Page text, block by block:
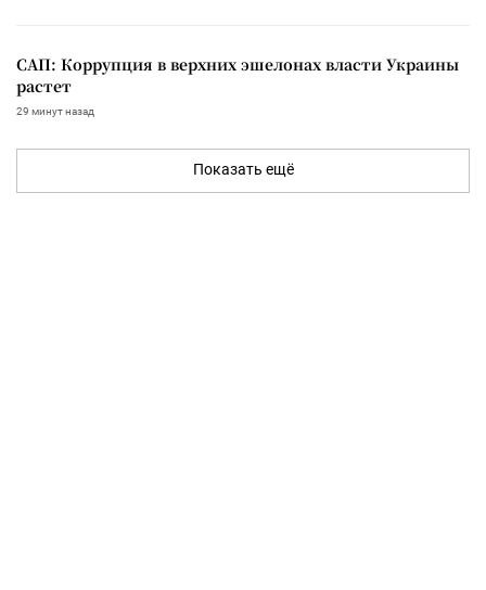
САП: Коррупция в верхних эшелонах власти Украины
растет
29 минут назад
Показать ещё